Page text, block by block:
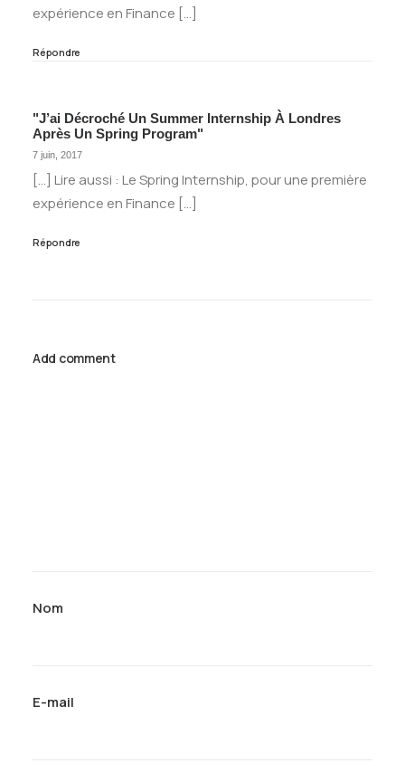
expérience en Finance […]
Répondre
"J’ai Décroché Un Summer Internship À Londres
Après Un Spring Program"
7 juin, 2017
[…] Lire aussi : Le Spring Internship, pour une première
expérience en Finance […]
Répondre
Add comment
Nom
E-mail